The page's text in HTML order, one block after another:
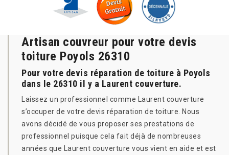
Artisan couvreur pour votre devis
toiture Poyols 26310
Pour votre devis réparation de toiture à Poyols
dans le 26310 il y a Laurent couverture.
Laissez un professionnel comme Laurent couverture
s’occuper de votre devis réparation de toiture. Nous
avons décidé de vous proposer ses prestations de
professionnel puisque cela fait déjà de nombreuses
années que Laurent couverture vous vient en aide et est